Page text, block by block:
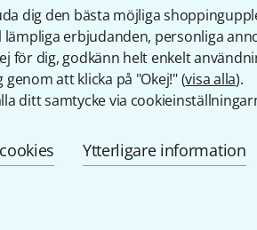
dig den bästa möjliga
erbjudanden, personliga
för dig, godkänn helt enkelt
att klicka på "Okej!" (visa alla).
ditt samtycke via
Ytterligare information
Visste du?